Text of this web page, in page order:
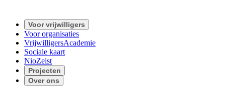
Voor vrijwilligers
Voor organisaties
VrijwilligersAcademie
Sociale kaart
NioZeist
Projecten
Over ons